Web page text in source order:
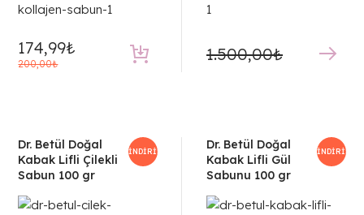
200,00₺
Orijinal
174,99₺
Şu
1.500,00₺
İNDIRIM!
Dr. Betül Doğal
Kabak Lifli Çilekli
Sabun 100 gr
İNDIRIM!
Dr. Betül Doğal
Kabak Lifli Gül
Sabunu 100 gr